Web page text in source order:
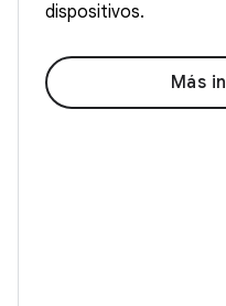
dispositivos.
Más